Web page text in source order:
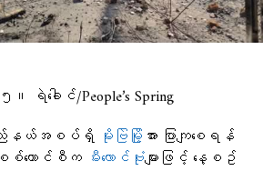
ေါင်/People’s Spring
ည်နယ်အစပ်ရှိ မိုးဗြဲမြို့ အား ပြာကျစေရန်
ကောင်စီက မီးလောင်ဗုံးများဖြင့် နေ့စဥ်